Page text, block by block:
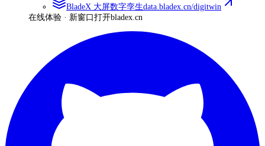
BladeX 大屏数字孪生data.bladex.cn/digitwin
在线体验 · 新窗口打开bladex.cn